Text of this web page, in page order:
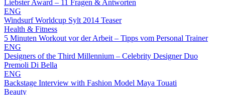
Liebster Award – 11 Fragen & Antworten
ENG
Windsurf Worldcup Sylt 2014 Teaser
Health & Fitness
5 Minuten Workout vor der Arbeit – Tipps vom Personal Trainer
ENG
Designers of the Third Millennium – Celebrity Designer Duo
Premoli Di Bella
ENG
Backstage Interview with Fashion Model Maya Touati
Beauty